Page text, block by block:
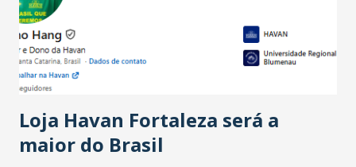
registraram equilíbrio financeiro. Já o percentual de
estabelecimentos no prejuízo ficou em 19%, pouco abaixo
do observado no mês anterior. Outros 1% não existiam em
novembro. Em relação a outubro, o faturamento também
Loja Havan Fortaleza será a
maior do Brasil